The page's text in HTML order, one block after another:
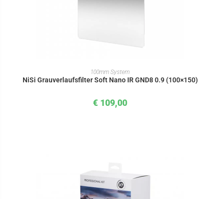
IN DEN WARENKORB
100mm System
NiSi Grauverlaufsfilter Soft Nano IR GND8 0.9 (100×150)
€ 109,00